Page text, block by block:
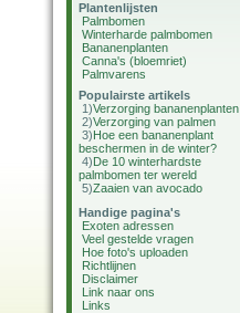
Plantenlijsten
Palmbomen
Winterharde palmbomen
Bananenplanten
Canna's (bloemriet)
Palmvarens
Populairste artikels
1)Verzorging bananenplanten
2)Verzorging van palmen
3)Hoe een bananenplant
beschermen in de winter?
4)De 10 winterhardste
palmbomen ter wereld
5)Zaaien van avocado
Handige pagina's
Exoten adressen
Veel gestelde vragen
Hoe foto's uploaden
Richtlijnen
Disclaimer
Link naar ons
Links